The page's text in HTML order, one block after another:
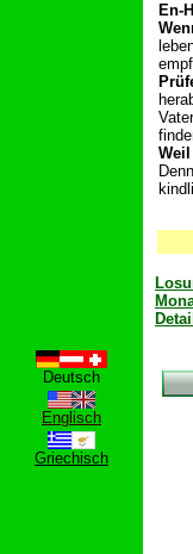
Deutsch
Englisch
Griechisch
En-
Weil